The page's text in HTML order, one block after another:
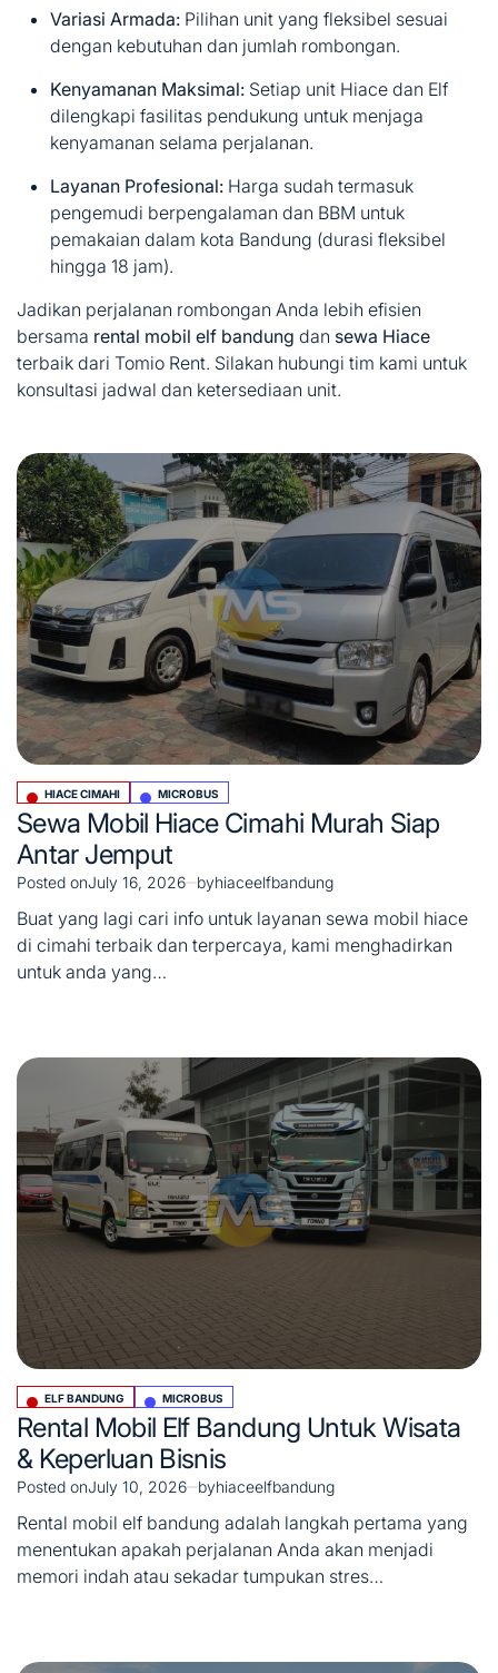
Variasi Armada: Pilihan unit yang fleksibel sesuai
dengan kebutuhan dan jumlah rombongan.
Kenyamanan Maksimal: Setiap unit Hiace dan Elf
dilengkapi fasilitas pendukung untuk menjaga
kenyamanan selama perjalanan.
Layanan Profesional: Harga sudah termasuk
pengemudi berpengalaman dan BBM untuk
pemakaian dalam kota Bandung (durasi fleksibel
hingga 18 jam).
Jadikan perjalanan rombongan Anda lebih efisien
bersama rental mobil elf bandung dan sewa Hiace
terbaik dari Tomio Rent. Silakan hubungi tim kami untuk
konsultasi jadwal dan ketersediaan unit.
Posted
in
HIACE CIMAHI MICROBUS
Sewa Mobil Hiace Cimahi Murah Siap
Antar Jemput
Posted onJuly 16, 2026 byhiaceelfbandung
Buat yang lagi cari info untuk layanan sewa mobil hiace
di cimahi terbaik dan terpercaya, kami menghadirkan
untuk anda yang…
Posted
in
ELF BANDUNG MICROBUS
Rental Mobil Elf Bandung Untuk Wisata
& Keperluan Bisnis
Posted onJuly 10, 2026 byhiaceelfbandung
Rental mobil elf bandung adalah langkah pertama yang
menentukan apakah perjalanan Anda akan menjadi
memori indah atau sekadar tumpukan stres…